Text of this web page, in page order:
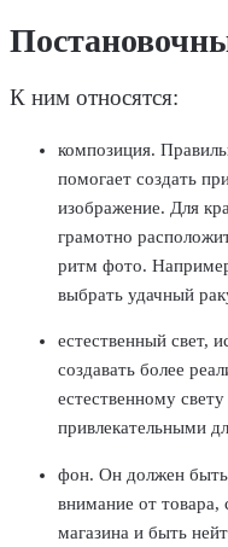
К ним относятся:
композиция.
помогает создать
изображение. Для
грамотно
ритм фото.
выбрать удачный
естественный свет,
создавать более
естественному
привлекательными
фон. Он должен
внимание от товара,
магазина и быть